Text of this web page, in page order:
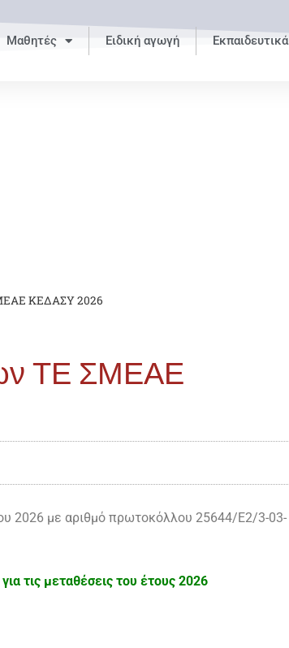
Μαθητές Ειδική αγωγή Εκπαιδευτικά
ΚΕΔΑΣΥ 2026
ΤΕ ΣΜΕΑΕ
2026 με αριθμό πρωτοκόλλου 25644/Ε2/3-03-
τις μεταθέσεις του έτους 2026